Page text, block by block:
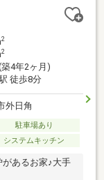
2
2
4年2ヶ月)
徒歩8分
外日角
駐車場あり
システムキッチン
あるお家♪大手